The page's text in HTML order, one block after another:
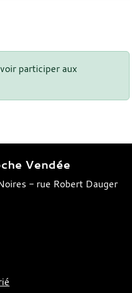
participer aux
Vendée
- rue Robert Dauger